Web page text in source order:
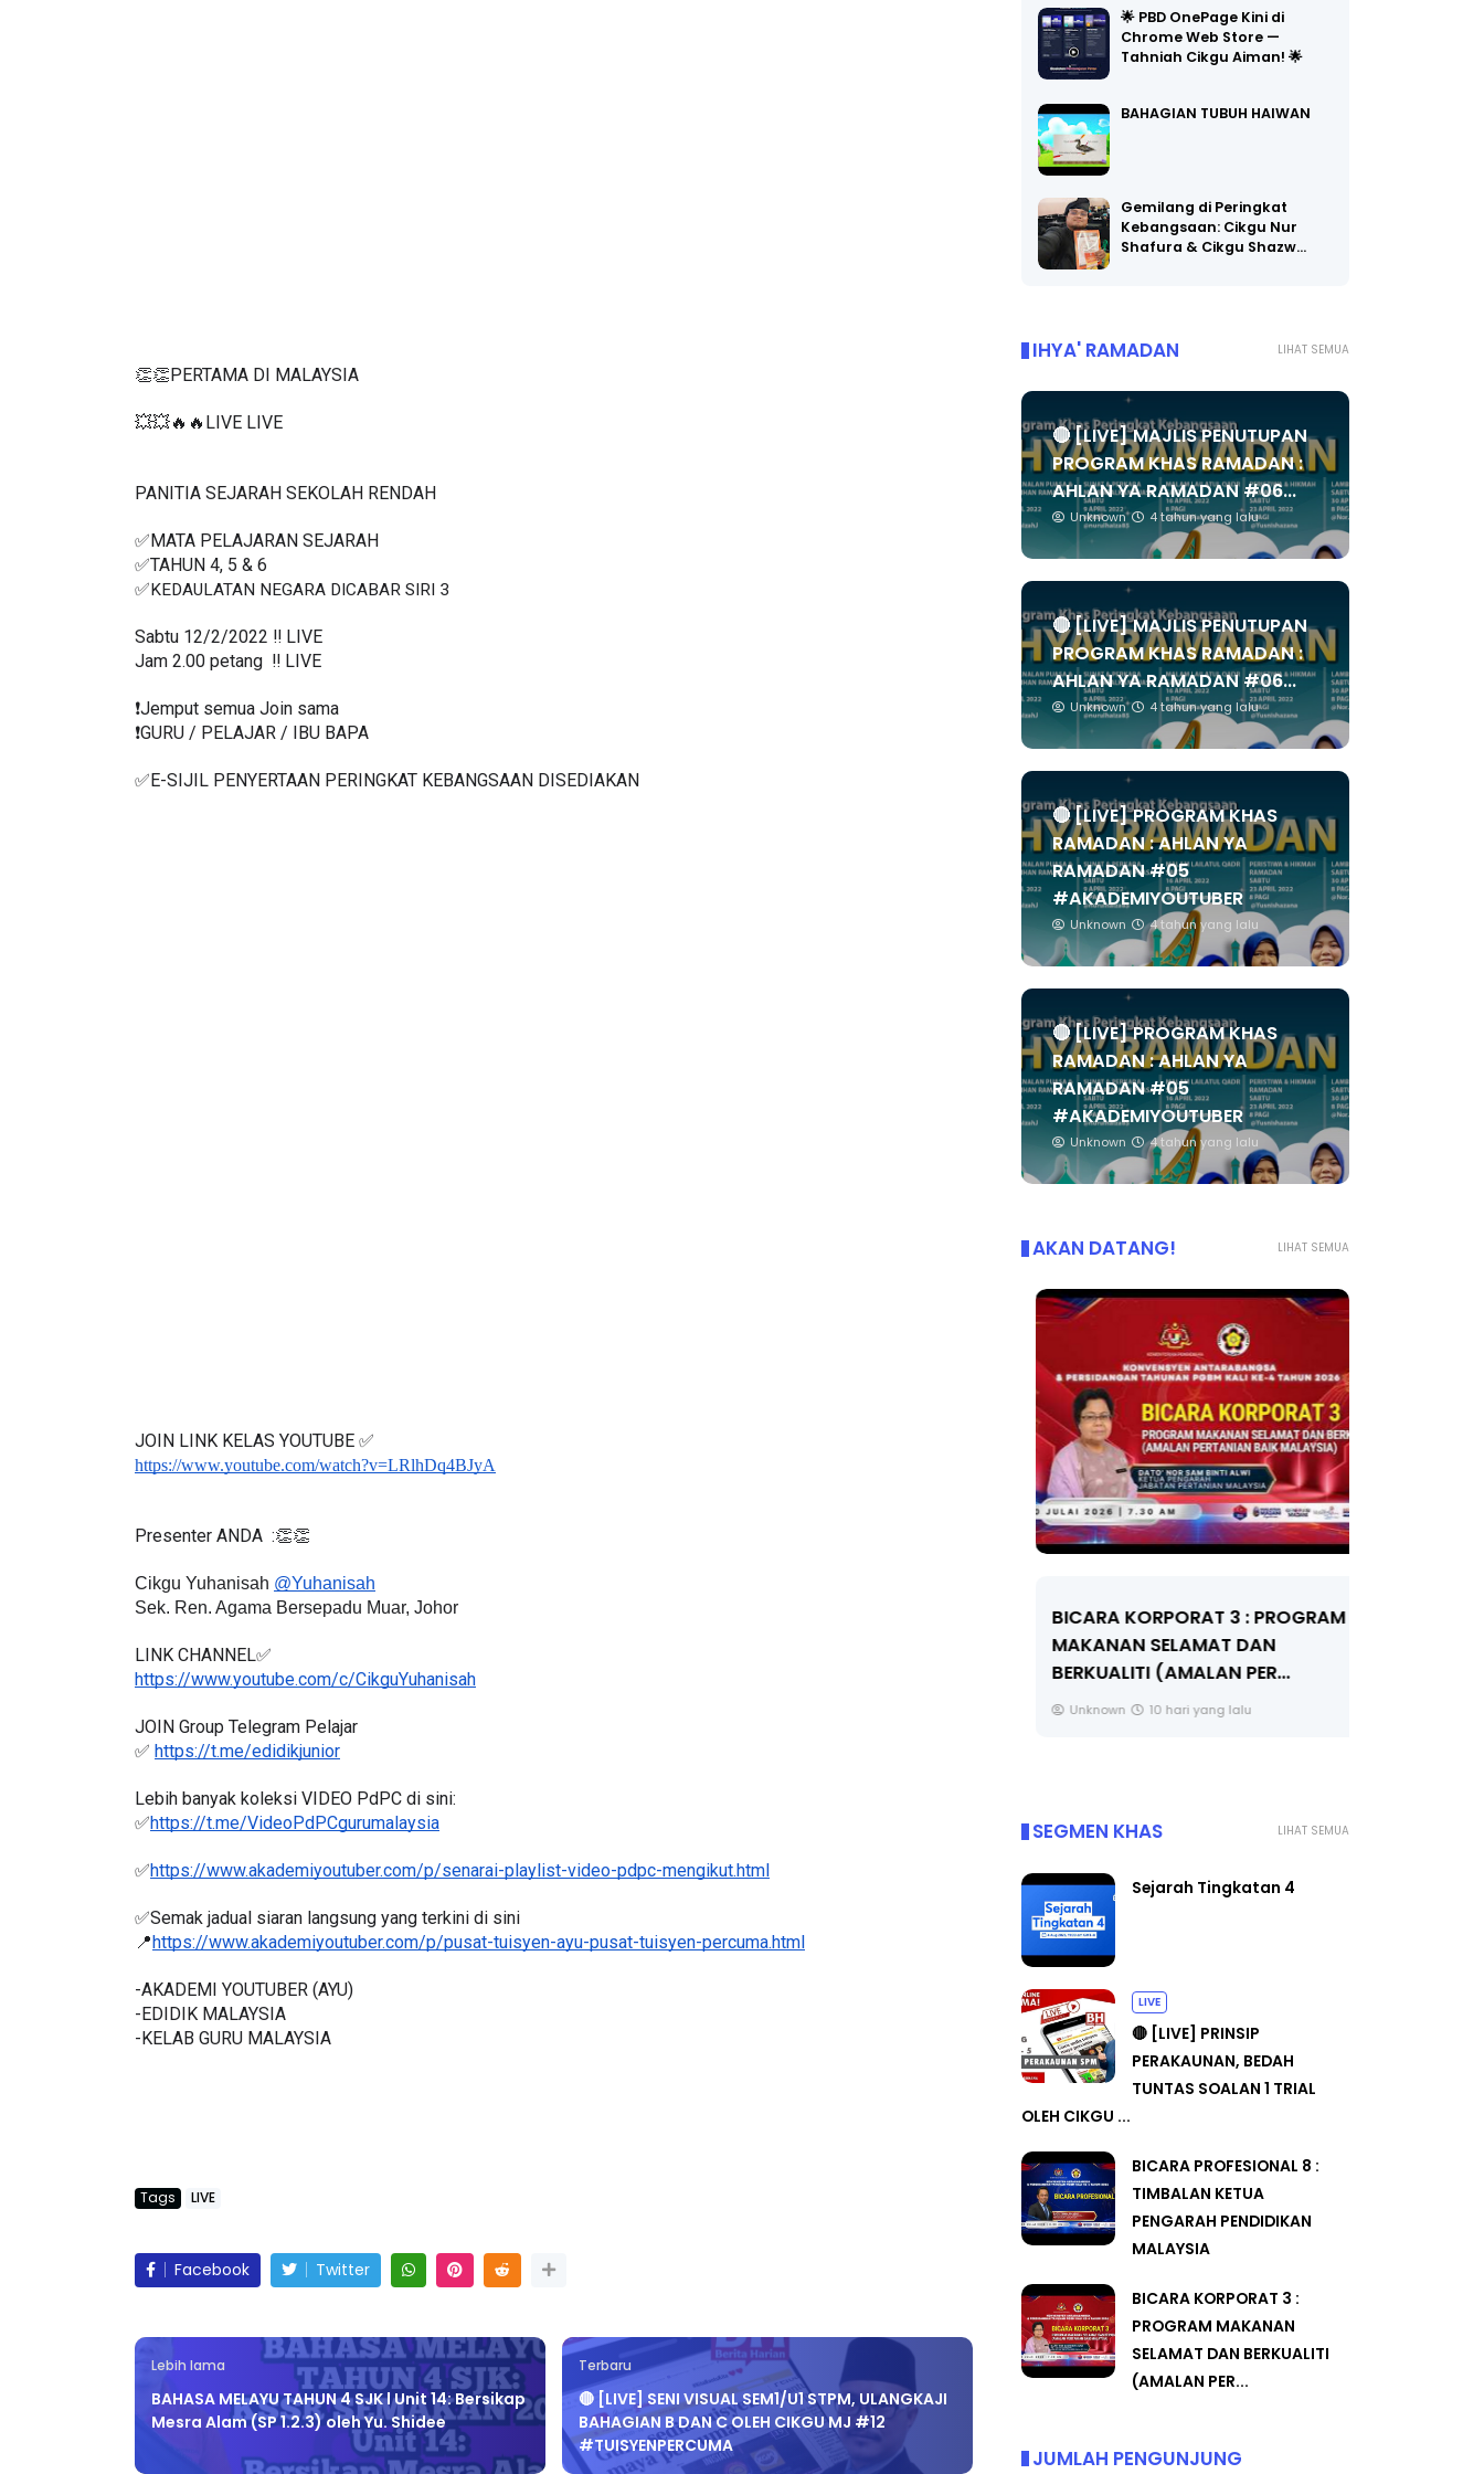
👏👏PERTAMA DI MALAYSIA
💥💥🔥🔥LIVE LIVE
PANITIA SEJARAH SEKOLAH RENDAH
✅MATA PELAJARAN SEJARAH
✅TAHUN 4, 5 & 6
✅KEDAULATAN NEGARA DICABAR SIRI 3
Sabtu 12/2/2022 ‼️ LIVE
Jam 2.00 petang  ‼️ LIVE
❗️Jemput semua Join sama
❗️GURU / PELAJAR / IBU BAPA
✅E-SIJIL PENYERTAAN PERINGKAT KEBANGSAAN DISEDIAKAN
JOIN LINK KELAS YOUTUBE ✅
https://www.youtube.com/watch?v=LRlhDq4BJyA
Presenter ANDA  :👏👏
Cikgu Yuhanisah @Yuhanisah
Sek. Ren. Agama Bersepadu Muar, Johor
LINK CHANNEL✅
https://www.youtube.com/c/CikguYuhanisah
JOIN Group Telegram Pelajar
✅ https://t.me/edidikjunior
Lebih banyak koleksi VIDEO PdPC di sini:
✅https://t.me/VideoPdPCgurumalaysia
✅https://www.akademiyoutuber.com/p/senarai-playlist-video-pdpc-mengikut.html
✅Semak jadual siaran langsung yang terkini di sini
📍 https://www.akademiyoutuber.com/p/pusat-tuisyen-ayu-pusat-tuisyen-percuma.html
-AKADEMI YOUTUBER (AYU)
-EDIDIK MALAYSIA
-KELAB GURU MALAYSIA
Tags LIVE
Facebook Twitter
Lebih lama
BAHASA MELAYU TAHUN 4 SJK l Unit 14: Bersikap
Mesra Alam (SP 1.2.3) oleh Yu. Shidee
Terbaru
🔴 [LIVE] SENI VISUAL SEM1/U1 STPM, ULANGKAJI
BAHAGIAN B DAN C OLEH CIKGU MJ #12
#TUISYENPERCUMA
🌟 PBD OnePage Kini di
Chrome Web Store —
Tahniah Cikgu Aiman! 🌟
BAHAGIAN TUBUH HAIWAN
Gemilang di Peringkat
Kebangsaan: Cikgu Nur
Shafura & Cikgu Shazw…
LIHAT SEMUA
IHYA' RAMADAN
🔴 [LIVE] MAJLIS PENUTUPAN
PROGRAM KHAS RAMADAN :
AHLAN YA RAMADAN #06...
Unknown 4 tahun yang lalu
🔴 [LIVE] MAJLIS PENUTUPAN
PROGRAM KHAS RAMADAN :
AHLAN YA RAMADAN #06...
Unknown 4 tahun yang lalu
🔴 [LIVE] PROGRAM KHAS
RAMADAN : AHLAN YA
RAMADAN #05
#AKADEMIYOUTUBER
Unknown 4 tahun yang lalu
🔴 [LIVE] PROGRAM KHAS
RAMADAN : AHLAN YA
RAMADAN #05
#AKADEMIYOUTUBER
Unknown 4 tahun yang lalu
LIHAT SEMUA
AKAN DATANG!
Tingkatan 4
7 hari yang lalu
LIVE
BEDAH TUNTAS SOALAN 1 TRIAL
BICARA KORPORAT 3 : PROGRAM
MAKANAN SELAMAT DAN
BERKUALITI (AMALAN PER...
Unknown 10 hari yang lalu
LIHAT SEMUA
SEGMEN KHAS
Sejarah Tingkatan 4
LIVE
🔴 [LIVE] PRINSIP
PERAKAUNAN, BEDAH
TUNTAS SOALAN 1 TRIAL
OLEH CIKGU ...
BICARA PROFESIONAL 8 :
TIMBALAN KETUA
PENGARAH PENDIDIKAN
MALAYSIA
BICARA KORPORAT 3 :
PROGRAM MAKANAN
SELAMAT DAN BERKUALITI
(AMALAN PER...
JUMLAH PENGUNJUNG